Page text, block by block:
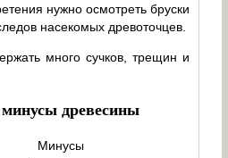
нужно осмотреть бруски
насекомых древоточцев.
много сучков, трещин и
древесины
Минусы